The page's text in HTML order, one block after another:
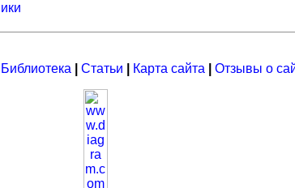
Библиотека Статьи Карта сайта Отзывы о